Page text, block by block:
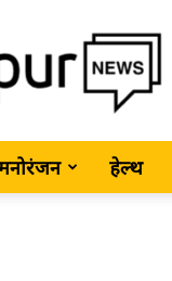
MirzapurNews.com
हेल्थ